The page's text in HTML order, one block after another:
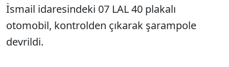
İsmail idaresindeki 07 LAL 40 plakalı
otomobil, kontrolden çıkarak şarampole
devrildi.